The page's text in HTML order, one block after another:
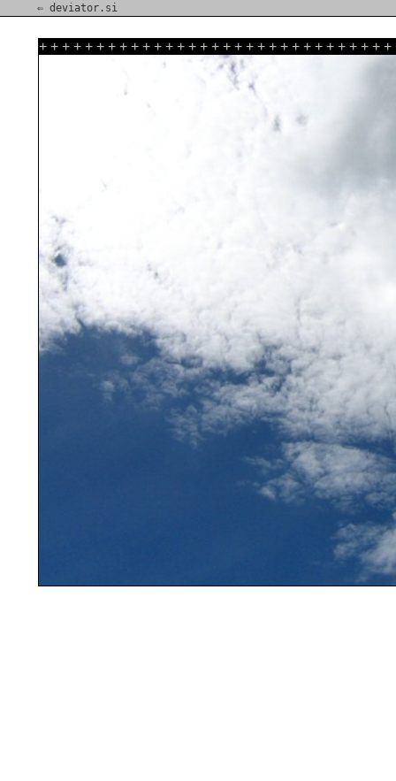
⇐ deviator.si
+ + + + + + + + + + + + + + + + + + + + + + + + + + + + + + +